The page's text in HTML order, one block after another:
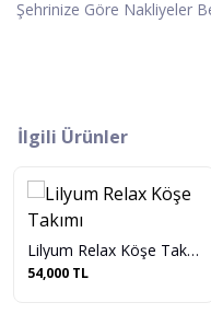
Şehrinize Göre Nakliyeler
İlgili Ürünler
Lilyum Relax Köşe Takımı
54,000 TL